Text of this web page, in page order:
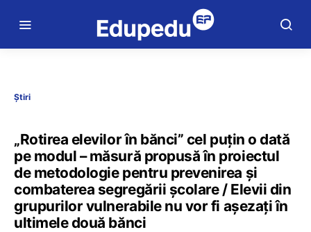
Știri
„Rotirea elevilor în bănci” cel puțin o dată
pe modul – măsură propusă în proiectul
de metodologie pentru prevenirea şi
combaterea segregării şcolare / Elevii din
grupurilor vulnerabile nu vor fi așezați în
ultimele două bănci